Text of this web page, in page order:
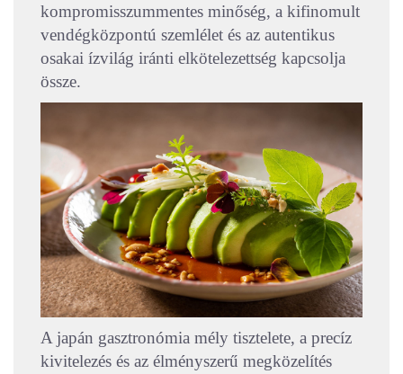
kompromisszummentes minőség, a kifinomult
vendégközpontú szemlélet és az autentikus
osakai ízvilág iránti elkötelezettség kapcsolja
össze.
A japán gasztronómia mély tisztelete, a precíz
kivitelezés és az élményszerű megközelítés